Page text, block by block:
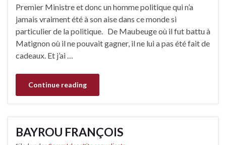
Premier Ministre et donc un homme politique qui n’a
jamais vraiment été à son aise dans ce monde si
particulier de la politique. De Maubeuge où il fut battu à
Matignon où il ne pouvait gagner, il ne lui a pas été fait de
cadeaux. Et j’ai …
Continue reading
BAYROU FRANÇOIS